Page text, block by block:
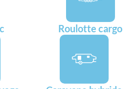
Roulotte cargo